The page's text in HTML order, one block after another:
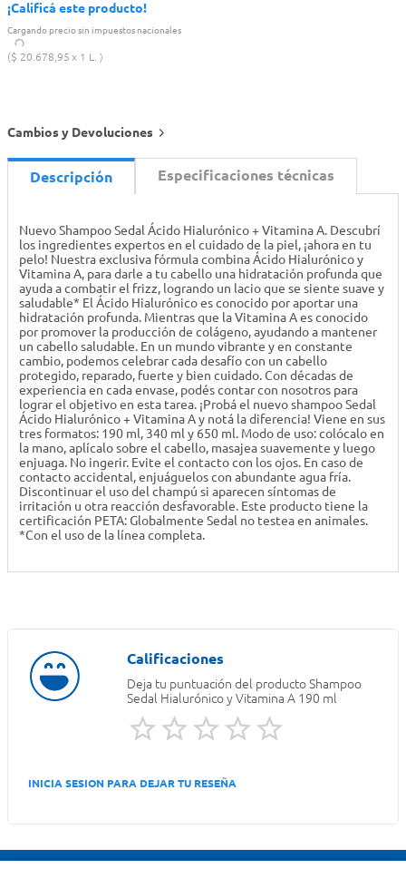
¡Calificá este producto!
Cargando precio sin impuestos nacionales
$ 20.678,95 1 L.
Cambios y Devoluciones
Descripción Especificaciones técnicas
Nuevo Shampoo Sedal Ácido Hialurónico + Vitamina A. Descubrí
los ingredientes expertos en el cuidado de la piel, ¡ahora en tu
pelo! Nuestra exclusiva fórmula combina Ácido Hialurónico y
Vitamina A, para darle a tu cabello una hidratación profunda que
ayuda a combatir el frizz, logrando un lacio que se siente suave y
saludable* El Ácido Hialurónico es conocido por aportar una
hidratación profunda. Mientras que la Vitamina A es conocido
por promover la producción de colágeno, ayudando a mantener
un cabello saludable. En un mundo vibrante y en constante
cambio, podemos celebrar cada desafío con un cabello
protegido, reparado, fuerte y bien cuidado. Con décadas de
experiencia en cada envase, podés contar con nosotros para
lograr el objetivo en esta tarea. ¡Probá el nuevo shampoo Sedal
Ácido Hialurónico + Vitamina A y notá la diferencia! Viene en sus
tres formatos: 190 ml, 340 ml y 650 ml. Modo de uso: colócalo en
la mano, aplícalo sobre el cabello, masajea suavemente y luego
enjuaga. No ingerir. Evite el contacto con los ojos. En caso de
contacto accidental, enjuáguelos con abundante agua fría.
Discontinuar el uso del champú si aparecen síntomas de
irritación u otra reacción desfavorable. Este producto tiene la
certificación PETA: Globalmente Sedal no testea en animales.
*Con el uso de la línea completa.
Deja tu puntuación del producto Shampoo
Sedal Hialurónico y Vitamina A 190 ml
INICIA SESION PARA DEJAR TU RESEÑA